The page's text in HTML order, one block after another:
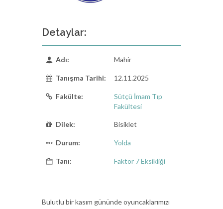
Detaylar:
Adı: Mahir
Tanışma Tarihi: 12.11.2025
Fakülte:
Sütçü İmam Tıp
Fakültesi
Dilek: Bisiklet
Durum: Yolda
Tanı: Faktör 7 Eksikliği
Bulutlu bir kasım gününde oyuncaklarımızı